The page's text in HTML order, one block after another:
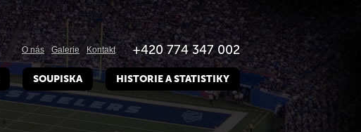
+420 774 347 002
O nás Galerie Kontakt
SOUPISKA HISTORIE A STATISTIKY